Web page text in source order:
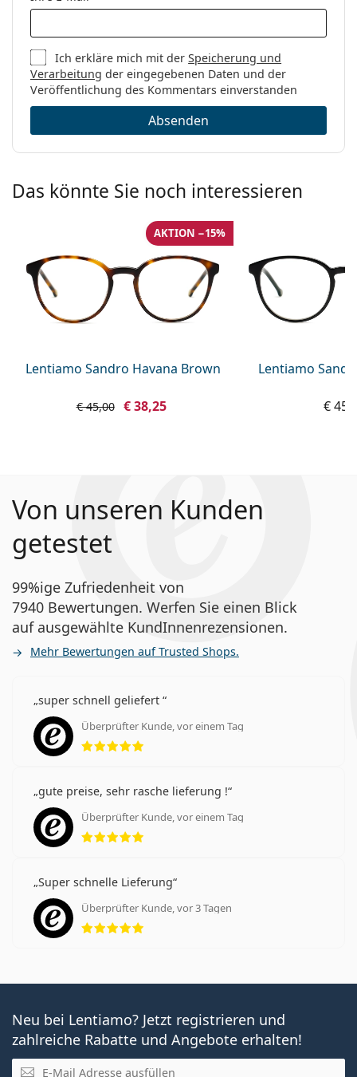
Code:
Sandro Ivory Havana
Kollektion:
Limitierte Edition
Ich erkläre mich mit derSpeicherung und
Verarbeitung der eingegebenen Daten und der
Veröffentlichung des Kommentars einverstanden
Absenden
Das könnte Sie noch interessieren
Lentiamo Sandro Havana Brown
AKTION −15%
€ 45,00 € 38,25
Lentiamo
€
Von unseren Kunden
getestet
99%ige Zufriedenheit von
7940 Bewertungen. Werfen Sie einen Blick
auf ausgewählte KundInnenrezensionen.
Mehr Bewertungen auf Trusted Shops.
super schnell geliefert
Überprüfter Kunde, vor einem Tag
Bewertung 5 aus 5
gute preise, sehr rasche lieferung !
Überprüfter Kunde, vor einem Tag
Bewertung 5 aus 5
Super schnelle Lieferung
Überprüfter Kunde, vor 3 Tagen
Bewertung 5 aus 5
Neu bei Lentiamo? Jetzt registrieren und
zahlreiche Rabatte und Angebote erhalten!
E-Mail